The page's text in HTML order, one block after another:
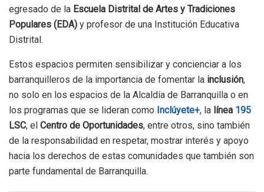
egresado de la Escuela Distrital de Artes y Tradiciones
Populares (EDA) y profesor de una Institución Educativa
Distrital.
Estos espacios permiten sensibilizar y concienciar a los
barranquilleros de la importancia de fomentar la inclusión,
no solo en los espacios de la Alcaldía de Barranquilla o en
los programas que se lideran como Inclúyete+, la línea 195
LSC, el Centro de Oportunidades, entre otros, sino también
de la responsabilidad en respetar, mostrar interés y apoyo
hacia los derechos de estas comunidades que también son
parte fundamental de Barranquilla.